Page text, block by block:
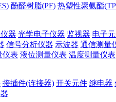
酚醛树脂(PF) 热塑性聚氨酯
器 光学电子仪器 监视器 电子
信号分析仪器 示波器 通信测量
仪表 液位测量仪表 温度测量仪表
接插件(连接器) 开关元件 继电器